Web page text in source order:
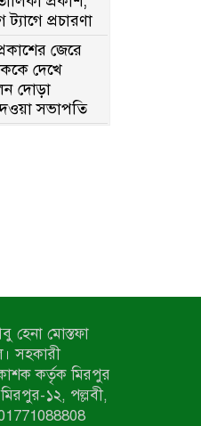
প্রচারণা
জেরে
দেখে
দোড়া
সভাপতি
কমিটি
প্যারাসেইলিং
পর্যটক নিহত:
আসামি ঢাকায়
হেনা মোস্তফা
সহকারী
কর্তৃক মিরপুর
১২, পল্লবী,